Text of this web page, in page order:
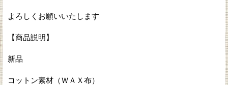
よろしくお願いいたします
【商品説明】
新品
コットン素材（ＷＡＸ布）